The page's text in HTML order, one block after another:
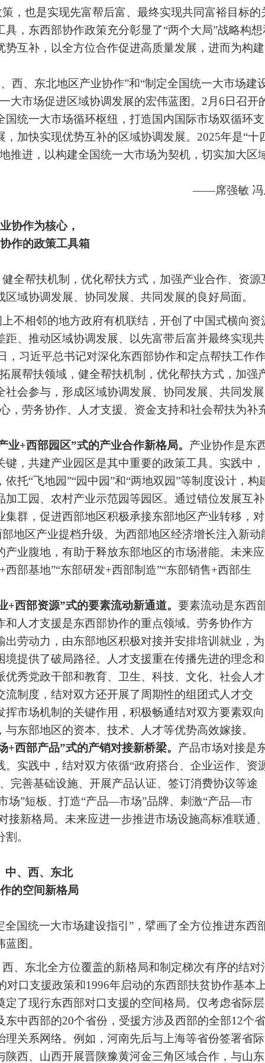
，也是实现先富帮后富、最终实现共同富裕目标的
，东西部协作政策充分彰显了“两个大局”战略构想
互补，以全方位合作促进高质量发展，进而为构建
、东北地区产业协作”和“制定全国统一大市场建
大市场促进区域协调发展的宏伟蓝图。2月6日召开
统一大市场循环枢纽，打造国内国际市场双循环支
加快实现优势互补的区域协调发展。2025年是“十
推进，以构建全国统一大市场为契机，切实加大区
——席强敏
协作为核心，
作的政策工具箱
全帮扶机制，优化帮扶方式，加强产业合作、资源
域协调发展、协同发展、共同发展的良好局面。
不相邻的地方政府有机联结，开创了中国式横向资
、推动区域协调发展、以先富带后富并最终实现共
，习近平总书记对深化东西部协作和定点帮扶工作
展帮扶领域，健全帮扶机制，优化帮扶方式，加强
会参与，形成区域协调发展、协同发展、共同发展
，劳务协作、人才支援、资金支持和社会帮扶为补
+西部园区”式的产业合作新格局。 产业协作是东
，共建产业园区是其中重要的政策工具。实践中，
托“飞地园”“园中园”和“两地双园”等制度设计，构
工园、农村产业示范园等园区。通过错位发展互补
群，促进西部地区积极承接东部地区产业转移，对
地区产业提档升级、为西部地区经济增长注入新动
业腹地，有助于释放东部地区的市场潜能。未来应
部基地”“东部研发+西部制造”“东部销售+西部生
+西部资源”式的要素流动新通道。要素流动是东西
人才支援是东西部协作的重点领域。劳务协作方
劳动力，由东部地区积极对接并安排培训就业，为
提供了破局路径。人才支援重在传播先进的理念和
秀党政干部和教育、卫生、科技、文化、社会人才
制度，结对双方还开展了周期性的组团式人才交
市场机制的关键作用，积极畅通结对双方要素双向
东部地区的资本、技术、人才等优势高效嫁接。
西部产品”式的产销对接新桥梁。 产品市场对接是
实践中，结对双方依循“政府搭台、企业运作、资
完善基础设施、开展产品认证、签订消费协议等途
场”短板、打造“产品—市场”品牌、刺激“产品—市
新格局。未来应进一步推进市场设施高标准联通、
。
中、西、东北
的空间新格局
国统一大市场建设指引”，擘画了全方位推进东西
图。
、东北全方位覆盖的新格局和制定梯次有序的结对
口支援政策和1996年启动的东西部扶贫协作基本上
了现行东西部对口支援的空间格局。仅考虑省际层
中西部的20个省份，受援方涉及西部的全部12个省
关系网络。例如，河南先后与上海等省份签署省际
西、山西开展晋陕豫黄河金三角区域合作，与山东